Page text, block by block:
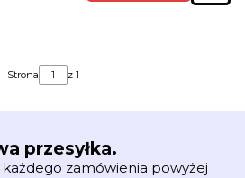
Strona z 1
przesyłka.
zamówienia powyżej